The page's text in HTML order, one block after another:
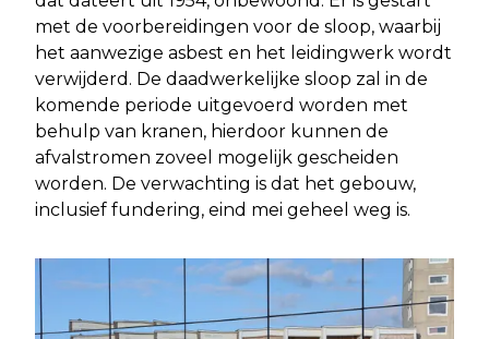
met de voorbereidingen voor de sloop, waarbij
het aanwezige asbest en het leidingwerk wordt
verwijderd. De daadwerkelijke sloop zal in de
komende periode uitgevoerd worden met
behulp van kranen, hierdoor kunnen de
afvalstromen zoveel mogelijk gescheiden
worden. De verwachting is dat het gebouw,
inclusief fundering, eind mei geheel weg is.